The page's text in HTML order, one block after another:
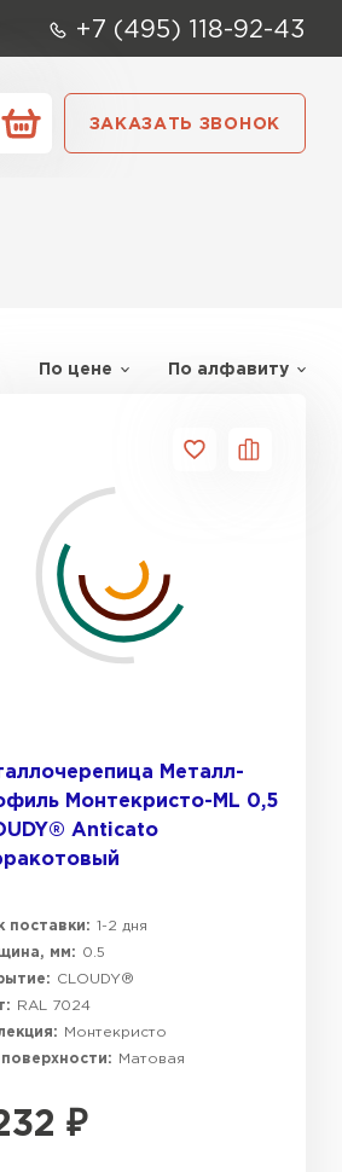
+7 (495) 118-92-43
ЗАКАЗАТЬ ЗВОНОК
По цене По алфавиту
Металл-
Монтекристо-ML 0,5
Anticato
поставки: 1-2 дня
мм:
0.5
CLOUDY®
RAL 7024
Монтекристо
Матовая
₽